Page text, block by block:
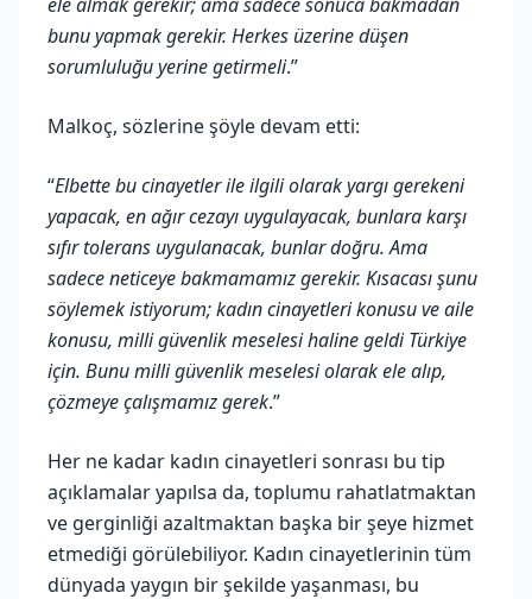
bunu yapmak gerekir. Herkes üzerine düşen
sorumluluğu yerine getirmeli.”
Malkoç, sözlerine şöyle devam etti:
“Elbette bu cinayetler ile ilgili olarak yargı gerekeni
yapacak, en ağır cezayı uygulayacak, bunlara karşı
sıfır tolerans uygulanacak, bunlar doğru. Ama
sadece neticeye bakmamamız gerekir. Kısacası şunu
söylemek istiyorum; kadın cinayetleri konusu ve aile
konusu, milli güvenlik meselesi haline geldi Türkiye
için. Bunu milli güvenlik meselesi olarak ele alıp,
çözmeye çalışmamız gerek.”
Her ne kadar kadın cinayetleri sonrası bu tip
açıklamalar yapılsa da, toplumu rahatlatmaktan
ve gerginliği azaltmaktan başka bir şeye hizmet
etmediği görülebiliyor. Kadın cinayetlerinin tüm
dünyada yaygın bir şekilde yaşanması, bu